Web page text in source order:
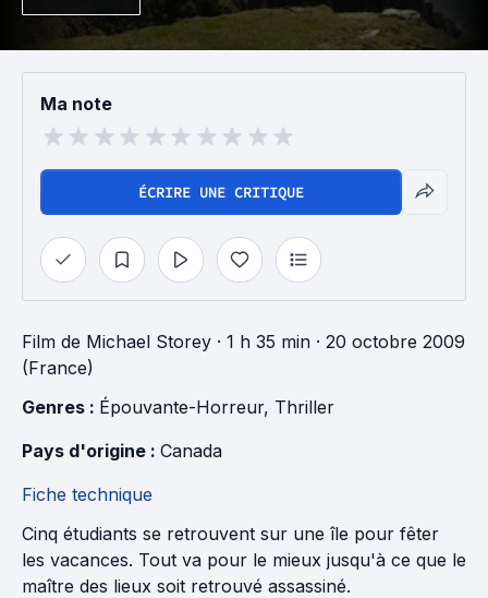
Ma note
ÉCRIRE UNE CRITIQUE
Film de Michael Storey · 1 h 35 min · 20 octobre 2009
(France)
Genres : Épouvante-Horreur, Thriller
Pays d'origine : Canada
Fiche technique
Cinq étudiants se retrouvent sur une île pour fêter
les vacances. Tout va pour le mieux jusqu'à ce que le
maître des lieux soit retrouvé assassiné.